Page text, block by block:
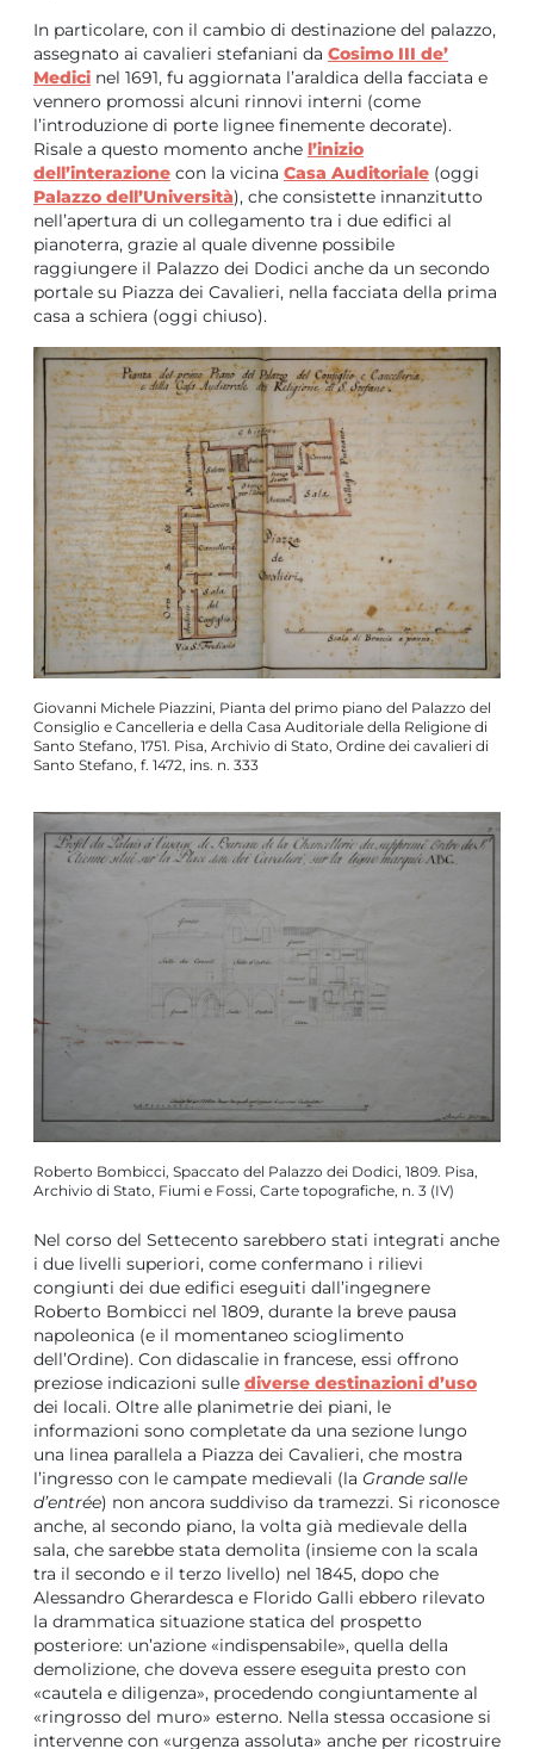
In particolare, con il cambio di destinazione del palazzo,
assegnato ai cavalieri stefaniani da Cosimo III de’
Medici nel 1691, fu aggiornata l’araldica della facciata e
vennero promossi alcuni rinnovi interni (come
l’introduzione di porte lignee finemente decorate).
Risale a questo momento anche l’inizio
dell’interazione con la vicina Casa Auditoriale (oggi
Palazzo dell’Università), che consistette innanzitutto
nell’apertura di un collegamento tra i due edifici al
pianoterra, grazie al quale divenne possibile
raggiungere il Palazzo dei Dodici anche da un secondo
portale su Piazza dei Cavalieri, nella facciata della prima
casa a schiera (oggi chiuso).
Giovanni Michele Piazzini, Pianta del primo piano del Palazzo del
Consiglio e Cancelleria e della Casa Auditoriale della Religione di
Santo Stefano, 1751. Pisa, Archivio di Stato, Ordine dei cavalieri di
Santo Stefano, f. 1472, ins. n. 333
Roberto Bombicci, Spaccato del Palazzo dei Dodici, 1809. Pisa,
Archivio di Stato, Fiumi e Fossi, Carte topografiche, n. 3 (IV)
Nel corso del Settecento sarebbero stati integrati anche
i due livelli superiori, come confermano i rilievi
congiunti dei due edifici eseguiti dall’ingegnere
Roberto Bombicci nel 1809, durante la breve pausa
napoleonica (e il momentaneo scioglimento
dell’Ordine). Con didascalie in francese, essi offrono
preziose indicazioni sulle diverse destinazioni d’uso
dei locali. Oltre alle planimetrie dei piani, le
informazioni sono completate da una sezione lungo
una linea parallela a Piazza dei Cavalieri, che mostra
l’ingresso con le campate medievali (la Grande salle
d’entrée) non ancora suddiviso da tramezzi. Si riconosce
anche, al secondo piano, la volta già medievale della
sala, che sarebbe stata demolita (insieme con la scala
tra il secondo e il terzo livello) nel 1845, dopo che
Alessandro Gherardesca e Florido Galli ebbero rilevato
la drammatica situazione statica del prospetto
posteriore: un’azione «indispensabile», quella della
demolizione, che doveva essere eseguita presto con
«cautela e diligenza», procedendo congiuntamente al
«ringrosso del muro» esterno. Nella stessa occasione si
intervenne con «urgenza assoluta» anche per ricostruire